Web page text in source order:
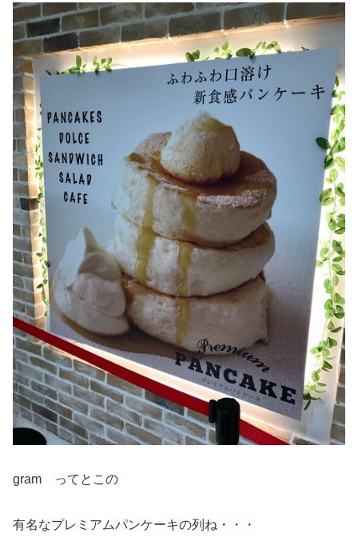
gram ってとこの
有名なプレミアムパンケーキの列ね・・・